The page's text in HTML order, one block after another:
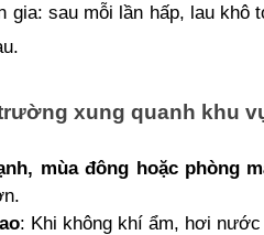
gia: sau mỗi lần hấp, lau khô
xung quanh khu
mùa đông hoặc phòng
: Khi không khí ẩm, hơi